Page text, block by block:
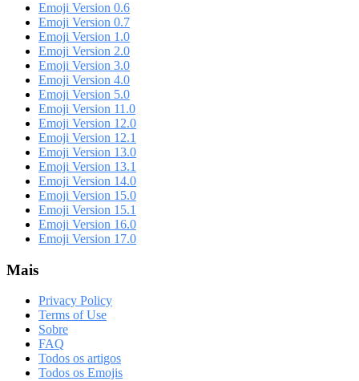
Emoji Version 0.6
Emoji Version 0.7
Emoji Version 1.0
Emoji Version 2.0
Emoji Version 3.0
Emoji Version 4.0
Emoji Version 5.0
Emoji Version 11.0
Emoji Version 12.0
Emoji Version 12.1
Emoji Version 13.0
Emoji Version 13.1
Emoji Version 14.0
Emoji Version 15.0
Emoji Version 15.1
Emoji Version 16.0
Emoji Version 17.0
Mais
Privacy Policy
Terms of Use
Sobre
FAQ
Todos os artigos
Todos os Emojis